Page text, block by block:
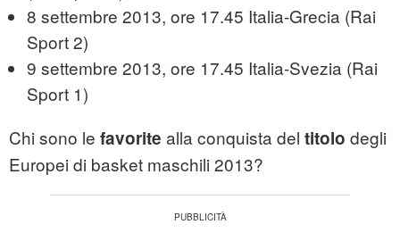
8 settembre 2013, ore 17.45 Italia-Grecia (Rai
Sport 2)
9 settembre 2013, ore 17.45 Italia-Svezia (Rai
Sport 1)
Chi sono le favorite alla conquista del titolo degli
Europei di basket maschili 2013?